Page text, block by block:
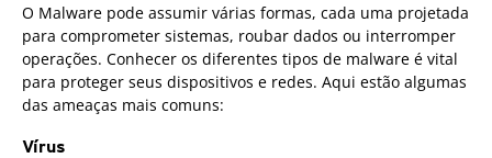
O Malware pode assumir várias formas, cada uma projetada
para comprometer sistemas, roubar dados ou interromper
operações. Conhecer os diferentes tipos de malware é vital
para proteger seus dispositivos e redes. Aqui estão algumas
das ameaças mais comuns:
Vírus